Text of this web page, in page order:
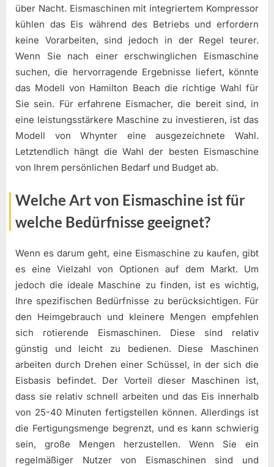
über Nacht. Eismaschinen mit integriertem Kompressor
kühlen das Eis während des Betriebs und erfordern
keine Vorarbeiten, sind jedoch in der Regel teurer.
Wenn Sie nach einer erschwinglichen Eismaschine
suchen, die hervorragende Ergebnisse liefert, könnte
das Modell von Hamilton Beach die richtige Wahl für
Sie sein. Für erfahrene Eismacher, die bereit sind, in
eine leistungsstärkere Maschine zu investieren, ist das
Modell von Whynter eine ausgezeichnete Wahl.
Letztendlich hängt die Wahl der besten Eismaschine
von Ihrem persönlichen Bedarf und Budget ab.
Welche Art von Eismaschine ist für
welche Bedürfnisse geeignet?
Wenn es darum geht, eine Eismaschine zu kaufen, gibt
es eine Vielzahl von Optionen auf dem Markt. Um
jedoch die ideale Maschine zu finden, ist es wichtig,
Ihre spezifischen Bedürfnisse zu berücksichtigen. Für
den Heimgebrauch und kleinere Mengen empfehlen
sich rotierende Eismaschinen. Diese sind relativ
günstig und leicht zu bedienen. Diese Maschinen
arbeiten durch Drehen einer Schüssel, in der sich die
Eisbasis befindet. Der Vorteil dieser Maschinen ist,
dass sie relativ schnell arbeiten und das Eis innerhalb
von 25-40 Minuten fertigstellen können. Allerdings ist
die Fertigungsmenge begrenzt, und es kann schwierig
sein, große Mengen herzustellen. Wenn Sie ein
regelmäßiger Nutzer von Eismaschinen sind und